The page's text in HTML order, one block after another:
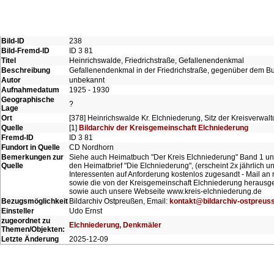
Bild-ID
238
Bild-Fremd-ID
ID 3 81
Titel
Heinrichswalde, Friedrichstraße, Gefallenendenkmal
Beschreibung
Gefallenendenkmal in der Friedrichstraße, gegenüber dem
Autor
unbekannt
Aufnahmedatum
1925 - 1930
Geographische
Lage
?
Ort
[378] Heinrichswalde Kr. Elchniederung, Sitz der
Quelle
[1] Bildarchiv der Kreisgemeinschaft Elchniederung
Fremd-ID
ID 3 81
Fundort in Quelle
CD Nordhorn
Bemerkungen zur
Quelle
Siehe auch Heimatbuch "Der Kreis Elchniederung" Band 1
den Heimatbrief "Die Elchniederung", (erscheint 2x jährlich
Interessenten auf Anforderung kostenlos zugesandt - Mail
sowie die von der Kreisgemeinschaft Elchniederung
sowie auch unsere Webseite www.kreis-elchniederung.de
Bezugsmöglichkeit Bildarchiv Ostpreußen, Email: kontakt@bildarchiv-
Einsteller
Udo Ernst
zugeordnet zu
Themen/Objekten:
Elchniederung, Denkmäler
Letzte Änderung
2025-12-09